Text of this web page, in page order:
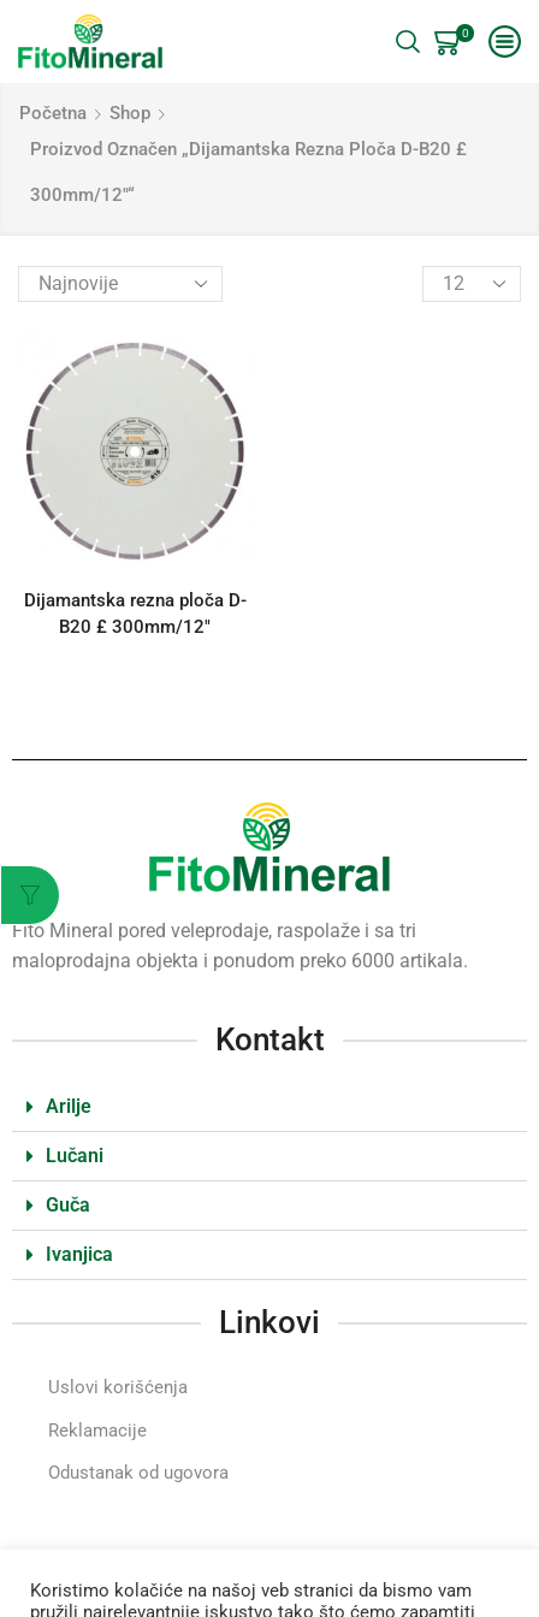
0
Početna
Shop
Proizvod Označen „Dijamantska Rezna Ploča D-B20 £
300mm/12″“
Dijamantska rezna ploča D-
B20 £ 300mm/12″
Fito Mineral pored veleprodaje, raspolaže i sa tri
maloprodajna objekta i ponudom preko 6000 artikala.
Kontakt
Arilje
Lučani
Guča
Ivanjica
Linkovi
Uslovi korišćenja
Reklamacije
Odustanak od ugovora
Koristimo kolačiće na našoj veb stranici da bismo vam
pružili najrelevantnije iskustvo tako što ćemo zapamtiti